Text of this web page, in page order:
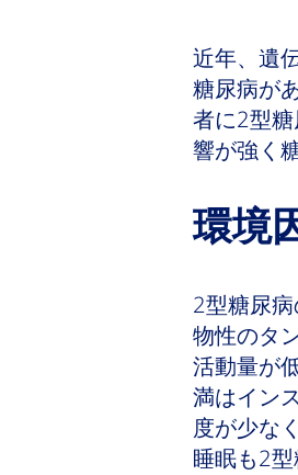
近年、遺
糖尿病が
者に2型
響が強く
環境
2型糖尿
物性のタ
活動量が
満はイン
度が少な
睡眠も2